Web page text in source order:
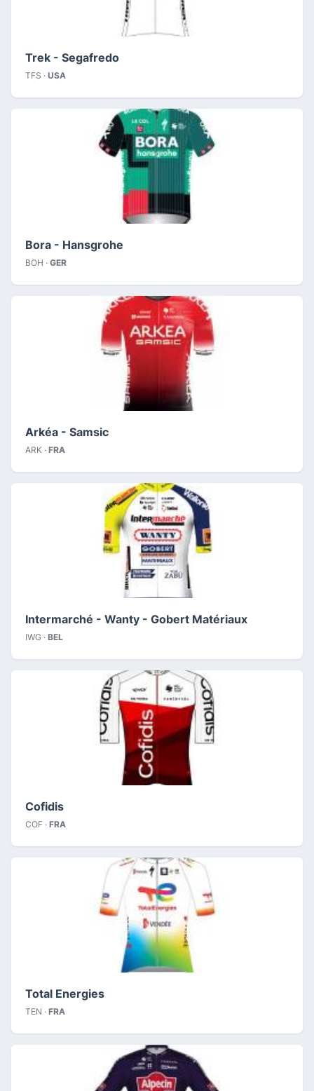
Trek - Segafredo
TFS · USA
Bora - Hansgrohe
BOH · GER
Arkéa - Samsic
ARK · FRA
Intermarché - Wanty - Gobert Matériaux
IWG · BEL
Cofidis
COF · FRA
Total Energies
TEN · FRA